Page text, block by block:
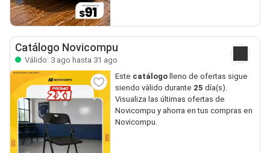
Catálogo Novicompu
Válido: 3 ago hasta 31 ago
Este catálogo lleno de ofertas sigue
siendo válido durante 25 día(s).
Visualiza las últimas ofertas de
Novicompu y ahorra en tus compras en
Novicompu.